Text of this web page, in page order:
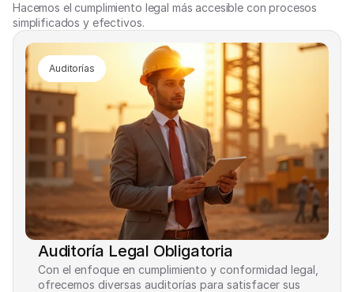
Hacemos el cumplimiento legal más accesible con procesos
simplificados y efectivos.
Auditorías
Auditoría Legal Obligatoria
Con el enfoque en cumplimiento y conformidad legal,
ofrecemos diversas auditorías para satisfacer sus